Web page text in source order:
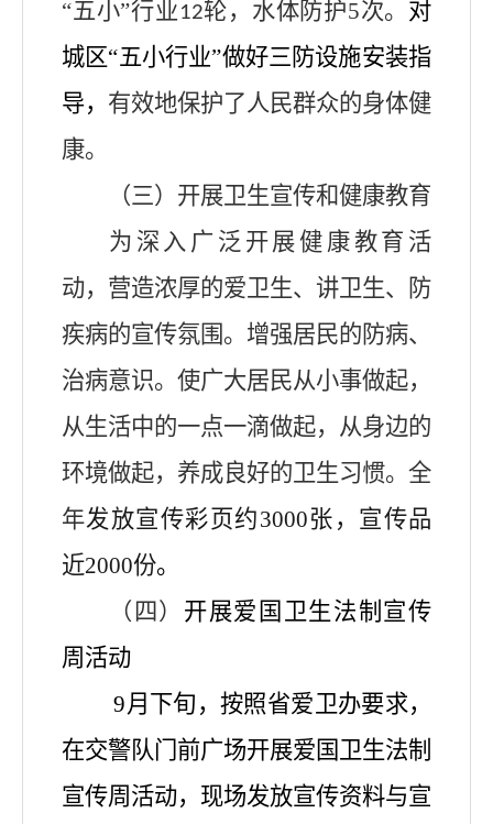
“五小”行业12轮，水体防护5次。 对
城区“五小行业”做好三防设施安装指
导， 有效地保护了人民群众的身体健
康。
（三） 开展卫生宣传和健康教育
为 深入 广泛开展健康教育活
动， 营造浓厚的爱卫生、讲卫生、防
疾病的宣传氛围。增强居民的防病、
治病意识。使广大居民从小事做起，
从生活中的一点一滴做起，从身边的
环境做起，养成良好的卫生习惯。全
年发放宣传彩页约3000张，宣传品
近2000份。
（四） 开展爱国卫生法制宣传
周活动
9月下旬，按照省爱卫办要求，
在交警队门前广场开展爱国卫生法制
宣传周活动， 现场发放宣传资料与宣